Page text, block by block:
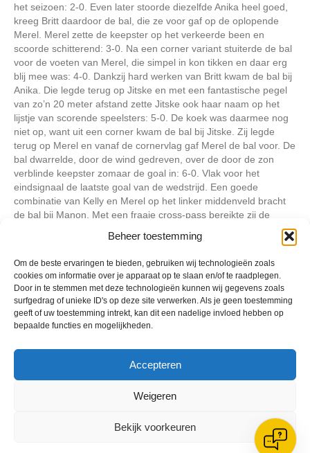
Beheer toestemming
Om de beste ervaringen te bieden, gebruiken wij technologieën zoals
cookies om informatie over je apparaat op te slaan en/of te raadplegen.
Door in te stemmen met deze technologieën kunnen wij gegevens zoals
surfgedrag of unieke ID's op deze site verwerken. Als je geen toestemming
geeft of uw toestemming intrekt, kan dit een nadelige invloed hebben op
bepaalde functies en mogelijkheden.
Accepteren
Weigeren
Bekijk voorkeuren
het seizoen: 2-0. Even later stoorde diezelfde Anika heel goed,
kreeg Britt daardoor de bal, die ze voor gaf op de oplopende
Merel. Merel zette de keepster op het verkeerde been en
scoorde schitterend: 3-0. Na een corner variant stuiterde de bal
voor de voeten van Merel, die simpel in kon tikken en daar erg
blij mee was: 4-0. Dankzij hard werken van Britt kwam de bal bij
Anika. Die legde terug op Jitske en met een fantastische pegel
van zo’n 20 meter afstand zette Jitske ook haar naam op het
lijstje van scorende speelsters: 5-0. De koek was daarmee nog
niet op, want uit een corner kwam de bal bij Jitske. Zij legde
terug op Merel en vanaf de cornervlag gaf Merel de bal voor. De
bal dwarrelde, door de wind gedreven, over de door de zon
verblinde keepster zomaar de goal in: 6-0. Vlak voor het
eindsignaal de laatste goal van de wedstrijd. Een goede
combinatie van Kelly en Merel op het linker middenveld bracht
de bal bij Manon. Met een fraaie cross-pass bereikte zij de
opleveren. Het grote winstpunt volgens de trainers zat hem in
het feit dat de Reiger Boys meiden geconcentreerd en
gemotiveerd naar voetballende oplossingen bleven zoeken en
zo met name in de tweede helft het (grote) verschil konden
maken.
Berichten seizoen 2014-2015